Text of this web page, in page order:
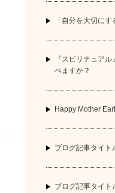
「自分を大切に
『スピリチュア
べますか？
Happy Mother
ブログ記事タイト
ブログ記事タイト